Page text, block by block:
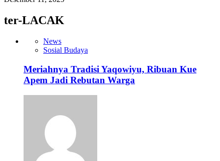
ter-LACAK
News
Sosial Budaya
Meriahnya Tradisi Yaqowiyu, Ribuan Kue
Apem Jadi Rebutan Warga